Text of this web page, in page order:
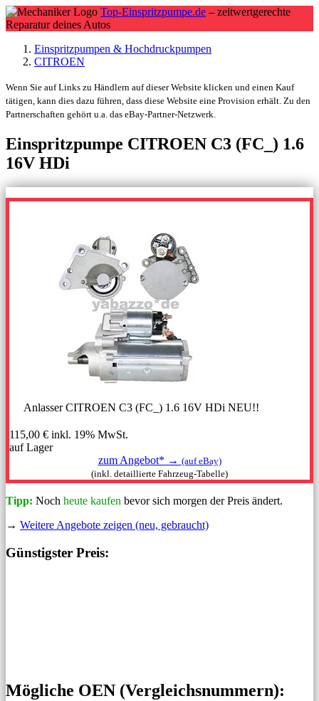
Top-Einspritzpumpe.de – zeitwertgerechte
Reparatur deines Autos
Einspritzpumpen & Hochdruckpumpen
CITROEN
Wenn Sie auf Links zu Händlern auf dieser Website klicken und einen Kauf
tätigen, kann dies dazu führen, dass diese Website eine Provision erhält. Zu den
Partnerschaften gehört u.a. das eBay-Partner-Netzwerk.
Einspritzpumpe CITROEN C3 (FC_) 1.6
16V HDi
Anlasser CITROEN C3 (FC_) 1.6 16V HDi NEU!!
115,00 € inkl. 19% MwSt.
auf Lager
zum Angebot* → (auf eBay)
(inkl. detaillierte Fahrzeug-Tabelle)
Tipp: Noch heute kaufen bevor sich morgen der Preis ändert.
→ Weitere Angebote zeigen (neu, gebraucht)
Günstigster Preis:
Mögliche OEN (Vergleichs­nummern):